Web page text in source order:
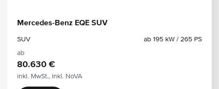
Mercedes-Benz EQE SUV
SUV
ab 195 kW / 265 PS
ab
80.630 €
inkl. MwSt., inkl. NoVA